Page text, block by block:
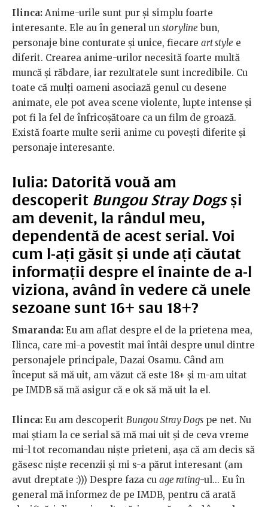
Ilinca: Anime-urile sunt pur și simplu foarte
interesante. Ele au în general un storyline bun,
personaje bine conturate și unice, fiecare art style e
diferit. Crearea anime-urilor necesită foarte multă
muncă și răbdare, iar rezultatele sunt incredibile. Cu
toate că mulți oameni asociază genul cu desene
animate, ele pot avea scene violente, lupte intense și
pot fi la fel de înfricoșătoare ca un film de groază.
Există foarte multe serii anime cu povești diferite și
personaje interesante.
Iulia: Datorită vouă am
descoperit Bungou Stray Dogsși
am devenit, la rândul meu,
dependentă de acest serial. Voi
cum l-ați găsit și unde ați căutat
informații despre el înainte de a-l
viziona, având în vedere că unele
sezoane sunt 16+ sau 18+?
Smaranda: Eu am aflat despre el de la prietena mea,
Ilinca, care mi-a povestit mai întâi despre unul dintre
personajele principale, Dazai Osamu. Când am
început să mă uit, am văzut că este 18+ și m-am uitat
pe IMDB să mă asigur că e ok să mă uit la el.
Ilinca: Eu am descoperit Bungou Stray Dogs pe net. Nu
mai știam la ce serial să mă mai uit și de ceva vreme
mi-l tot recomandau niște prieteni, așa că am decis să
găsesc niște recenzii și mi s-a părut interesant (am
avut dreptate :))) Despre faza cu age rating-ul... Eu în
general mă informez de pe IMDB, pentru că arată